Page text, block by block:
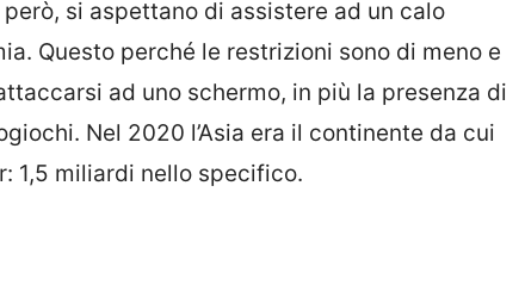
si aspettano di assistere ad un calo
Questo perché le restrizioni sono di meno e
ad uno schermo, in più la presenza di
Nel 2020 l’Asia era il continente da cui
1,5 miliardi nello specifico.